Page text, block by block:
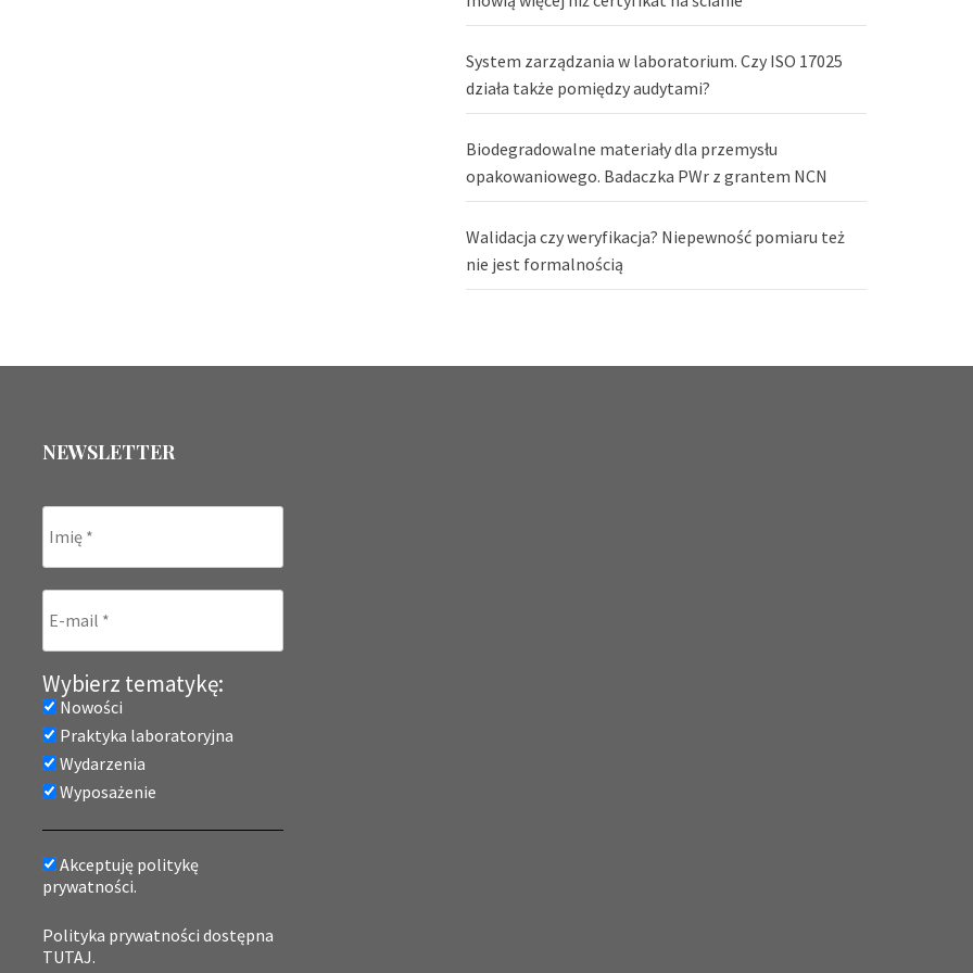
System zarządzania w laboratorium. Czy ISO 17025
działa także pomiędzy audytami?
Biodegradowalne materiały dla przemysłu
opakowaniowego. Badaczka PWr z grantem NCN
Walidacja czy weryfikacja? Niepewność pomiaru też
nie jest formalnością
NEWSLETTER
Wybierz tematykę:
Nowości
Praktyka laboratoryjna
Wydarzenia
Wyposażenie
Akceptuję politykę
prywatności.
Polityka prywatności dostępna
TUTAJ.